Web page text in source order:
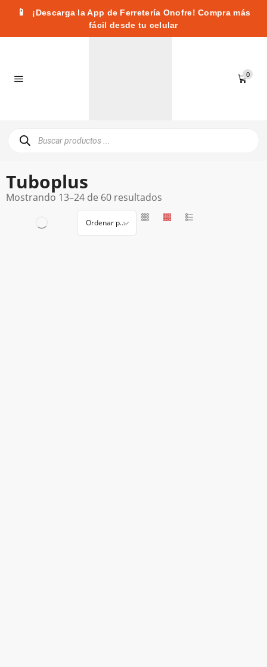
📱
¡Descarga la App de Ferretería Onofre! Compra más
fácil desde tu celular
0
Tuboplus
Mostrando 13–24 de 60 resultados